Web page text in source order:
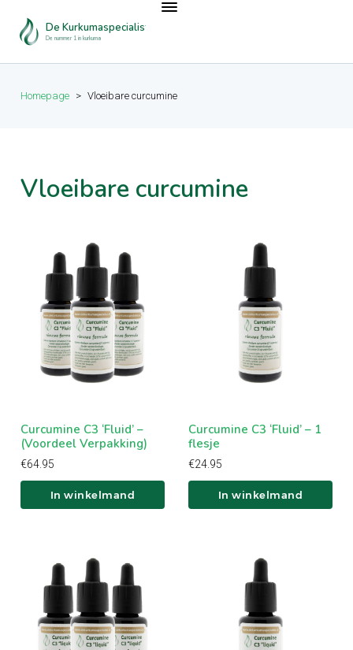
De Kurkumaspecialist
De nummer 1 in kurkuma
Homepage > Vloeibare curcumine
Vloeibare curcumine
In winkelwagen
Curcumine C3 ‘Fluid’ –
(Voordeel Verpakking)
€64.95
In winkelmand
In winkelwagen
Curcumine C3 ‘Fluid’ – 1
flesje
€24.95
In winkelmand